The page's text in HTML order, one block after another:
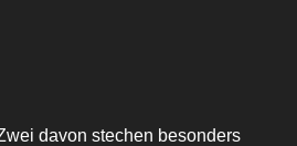
davon stechen besonders